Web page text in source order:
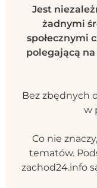
Jest
żadnymi
społecznymi
polegającą
Bez zbędnych
w
Co nie
tematów.
zachod24.info